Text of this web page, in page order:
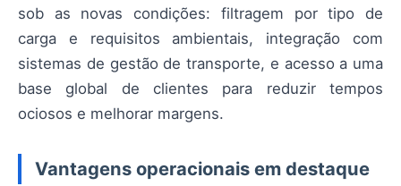
sob as novas condições: filtragem por tipo de
carga e requisitos ambientais, integração com
sistemas de gestão de transporte, e acesso a uma
base global de clientes para reduzir tempos
ociosos e melhorar margens.
Vantagens operacionais em destaque